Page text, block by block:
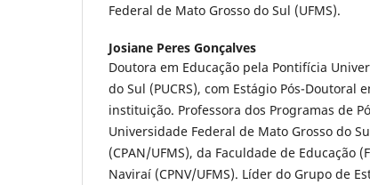
Federal de Mato Grosso do Sul (UFMS).
Josiane Peres Gonçalves
Doutora em Educação pela Pontifícia
do Sul (PUCRS), com Estágio Pós-Doutoral
instituição. Professora dos Programas de
Universidade Federal de Mato Grosso do
(CPAN/UFMS), da Faculdade de Educação
Naviraí (CPNV/UFMS). Líder do Grupo de